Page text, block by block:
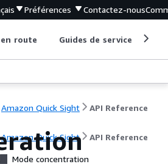
Préférences Contactez-nous
en route Guides de service
Amazon Quick Sight API Reference
Amazon Quick Sight API Reference
Mode concentration